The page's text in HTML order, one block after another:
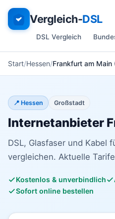
Vergleich-DSL
DSL Vergleich
Start Hessen Frankfurt am Main
📍 Hessen Großstadt
Internetanbieter
DSL, Glasfaser und Kabel
vergleichen. Aktuelle
Kostenlos & unverbindlich
Sofort online bestellen